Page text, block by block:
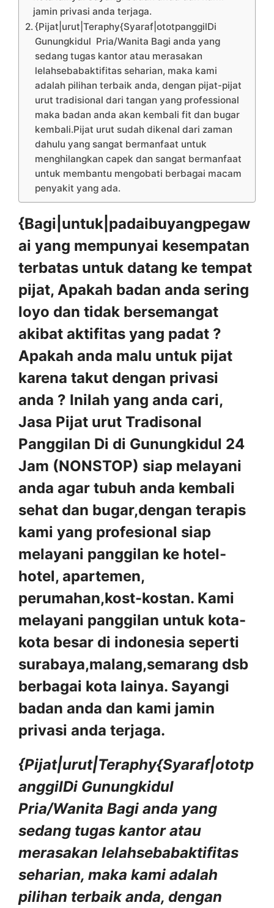
jamin privasi anda terjaga.
{Pijat|urut|Teraphy{Syaraf|ototpanggilDi
Gunungkidul Pria/Wanita Bagi anda yang
sedang tugas kantor atau merasakan
lelahsebabaktifitas seharian, maka kami
adalah pilihan terbaik anda, dengan pijat-pijat
urut tradisional dari tangan yang professional
maka badan anda akan kembali fit dan bugar
kembali.Pijat urut sudah dikenal dari zaman
dahulu yang sangat bermanfaat untuk
menghilangkan capek dan sangat bermanfaat
untuk membantu mengobati berbagai macam
penyakit yang ada.
{Bagi|untuk|padaibuyangpegaw
ai yang mempunyai kesempatan
terbatas untuk datang ke tempat
pijat, Apakah badan anda sering
loyo dan tidak bersemangat
akibat aktifitas yang padat ?
Apakah anda malu untuk pijat
karena takut dengan privasi
anda ? Inilah yang anda cari,
Jasa Pijat urut Tradisonal
Panggilan Di di Gunungkidul 24
Jam (NONSTOP) siap melayani
anda agar tubuh anda kembali
sehat dan bugar,dengan terapis
kami yang profesional siap
melayani panggilan ke hotel-
hotel, apartemen,
perumahan,kost-kostan. Kami
melayani panggilan untuk kota-
kota besar di indonesia seperti
surabaya,malang,semarang dsb
berbagai kota lainya. Sayangi
badan anda dan kami jamin
privasi anda terjaga.
{Pijat|urut|Teraphy{Syaraf|ototp
anggilDi Gunungkidul
Pria/Wanita Bagi anda yang
sedang tugas kantor atau
merasakan lelahsebabaktifitas
seharian, maka kami adalah
pilihan terbaik anda, dengan